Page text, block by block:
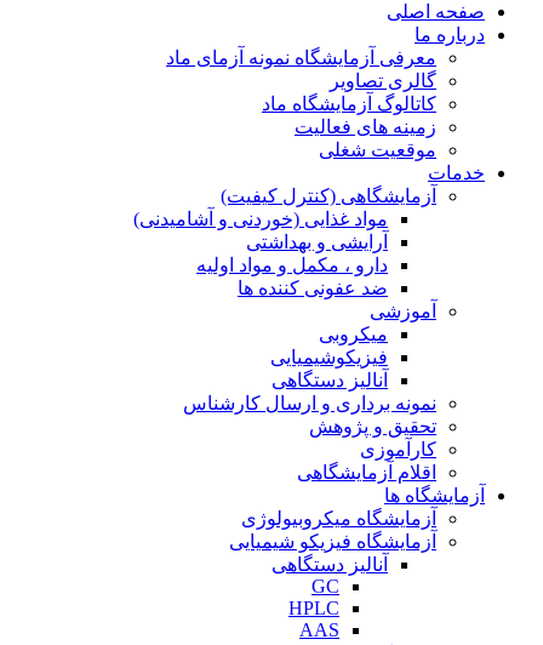
صفحه اصلی
درباره ما
معرفی آزمایشگاه نمونه آزمای ماد
گالری تصاویر
کاتالوگ آزمایشگاه ماد
زمینه های فعالیت
موقعیت شغلی
خدمات
آزمایشگاهی (کنترل کیفیت)
مواد غذایی (خوردنی و آشامیدنی)
آرایشی و بهداشتی
دارو ، مکمل و مواد اولیه
ضد عفونی کننده ها
آموزشی
میکروبی
فیزیکوشیمیایی
آنالیز دستگاهی
نمونه برداری و ارسال کارشناس
تحقیق و پژوهش
کارآموزی
اقلام آزمایشگاهی
آزمایشگاه ها
آزمایشگاه میکروبیولوژی
آزمایشگاه فیزیکو شیمیایی
آنالیز دستگاهی
GC
HPLC
AAS